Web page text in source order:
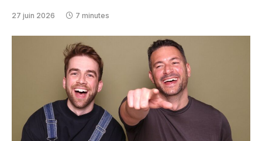
27 juin 2026 7 minutes